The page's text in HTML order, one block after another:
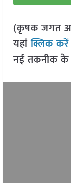
(कृषक जगत
यहांक्लिक करें
नई तकनीक के